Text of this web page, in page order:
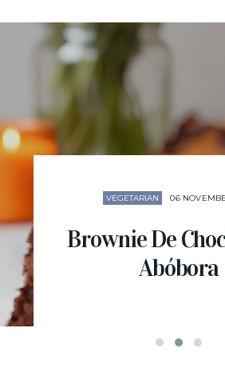
VEGETARIAN 06
Brownie De
Abóbora